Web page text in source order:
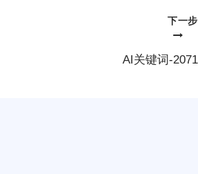
下一步
AI关键词-2071